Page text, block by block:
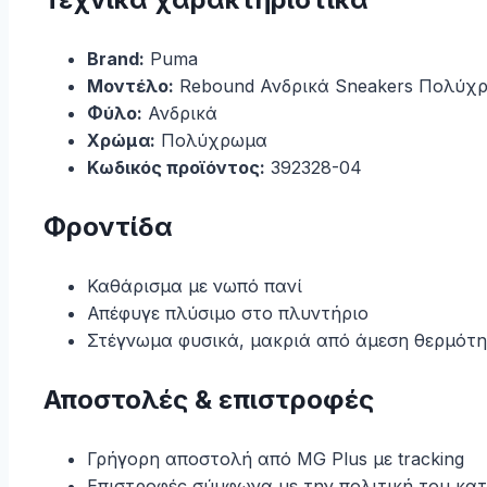
Brand: Puma
Μοντέλο: Rebound Ανδρικά Sneakers
Φύλο: Ανδρικά
Χρώμα: Πολύχρωμα
Κωδικός προϊόντος: 392328-04
Φροντίδα
Καθάρισμα με νωπό πανί
Απέφυγε πλύσιμο στο πλυντήριο
Στέγνωμα φυσικά, μακριά από άμεση
Αποστολές & επιστροφές
Γρήγορη αποστολή από MG Plus με tracking